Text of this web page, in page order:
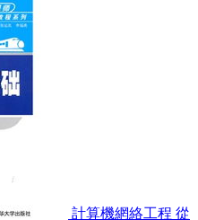
計算機網絡工程 從